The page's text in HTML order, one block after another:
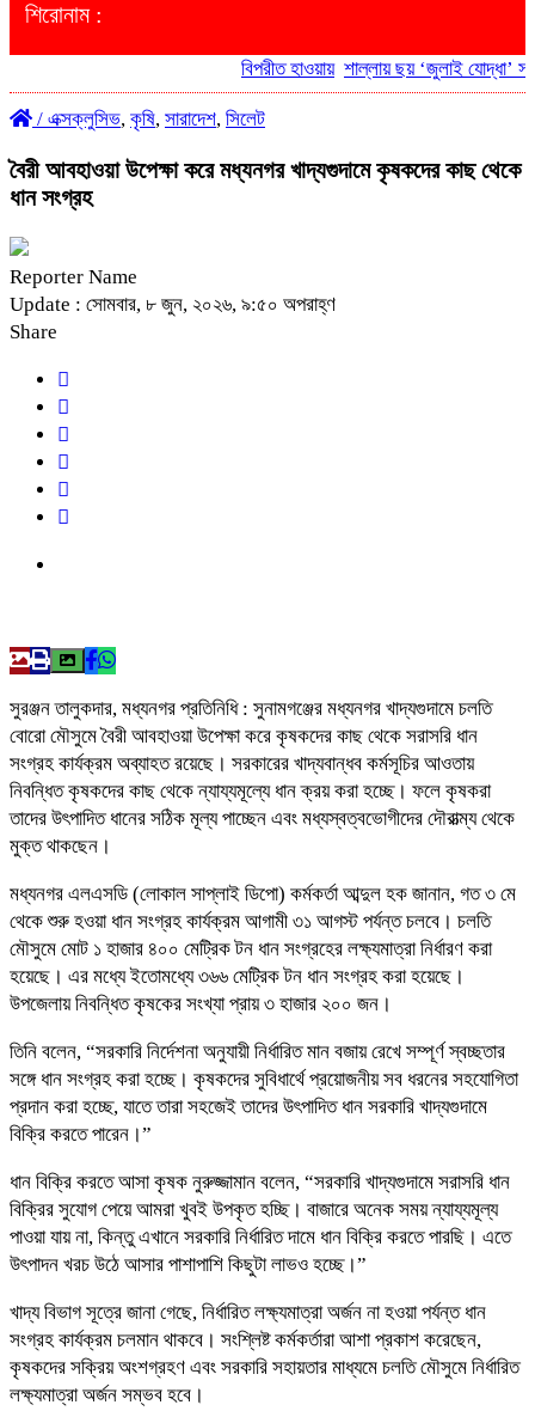
শিরোনাম :
বিপরীত হাওয়ায় শাল্লায় ছয় ‘জুলাই যোদ্ধা’
/ এক্সক্লুসিভ, কৃষি, সারাদেশ, সিলেট
বৈরী আবহাওয়া উপেক্ষা করে মধ্যনগর খাদ্যগুদামে কৃষকদের কাছ থেকে
ধান সংগ্রহ
Reporter Name
Update : সোমবার, ৮ জুন, ২০২৬, ৯:৫০ অপরাহ্ণ
Share
সুরঞ্জন তালুকদার, মধ্যনগর প্রতিনিধি : সুনামগঞ্জের মধ্যনগর খাদ্যগুদামে চলতি
বোরো মৌসুমে বৈরী আবহাওয়া উপেক্ষা করে কৃষকদের কাছ থেকে সরাসরি ধান
সংগ্রহ কার্যক্রম অব্যাহত রয়েছে। সরকারের খাদ্যবান্ধব কর্মসূচির আওতায়
নিবন্ধিত কৃষকদের কাছ থেকে ন্যায্যমূল্যে ধান ক্রয় করা হচ্ছে। ফলে কৃষকরা
তাদের উৎপাদিত ধানের সঠিক মূল্য পাচ্ছেন এবং মধ্যস্বত্বভোগীদের দৌরাত্ম্য থেকে
মুক্ত থাকছেন।
মধ্যনগর এলএসডি (লোকাল সাপ্লাই ডিপো) কর্মকর্তা আব্দুল হক জানান, গত ৩ মে
থেকে শুরু হওয়া ধান সংগ্রহ কার্যক্রম আগামী ৩১ আগস্ট পর্যন্ত চলবে। চলতি
মৌসুমে মোট ১ হাজার ৪০০ মেট্রিক টন ধান সংগ্রহের লক্ষ্যমাত্রা নির্ধারণ করা
হয়েছে। এর মধ্যে ইতোমধ্যে ৩৬৬ মেট্রিক টন ধান সংগ্রহ করা হয়েছে।
উপজেলায় নিবন্ধিত কৃষকের সংখ্যা প্রায় ৩ হাজার ২০০ জন।
তিনি বলেন, “সরকারি নির্দেশনা অনুযায়ী নির্ধারিত মান বজায় রেখে সম্পূর্ণ স্বচ্ছতার
সঙ্গে ধান সংগ্রহ করা হচ্ছে। কৃষকদের সুবিধার্থে প্রয়োজনীয় সব ধরনের সহযোগিতা
প্রদান করা হচ্ছে, যাতে তারা সহজেই তাদের উৎপাদিত ধান সরকারি খাদ্যগুদামে
বিক্রি করতে পারেন।”
ধান বিক্রি করতে আসা কৃষক নুরুজ্জামান বলেন, “সরকারি খাদ্যগুদামে সরাসরি ধান
বিক্রির সুযোগ পেয়ে আমরা খুবই উপকৃত হচ্ছি। বাজারে অনেক সময় ন্যায্যমূল্য
পাওয়া যায় না, কিন্তু এখানে সরকারি নির্ধারিত দামে ধান বিক্রি করতে পারছি। এতে
উৎপাদন খরচ উঠে আসার পাশাপাশি কিছুটা লাভও হচ্ছে।”
খাদ্য বিভাগ সূত্রে জানা গেছে, নির্ধারিত লক্ষ্যমাত্রা অর্জন না হওয়া পর্যন্ত ধান
সংগ্রহ কার্যক্রম চলমান থাকবে। সংশ্লিষ্ট কর্মকর্তারা আশা প্রকাশ করেছেন,
কৃষকদের সক্রিয় অংশগ্রহণ এবং সরকারি সহায়তার মাধ্যমে চলতি মৌসুমে নির্ধারিত
লক্ষ্যমাত্রা অর্জন সম্ভব হবে।